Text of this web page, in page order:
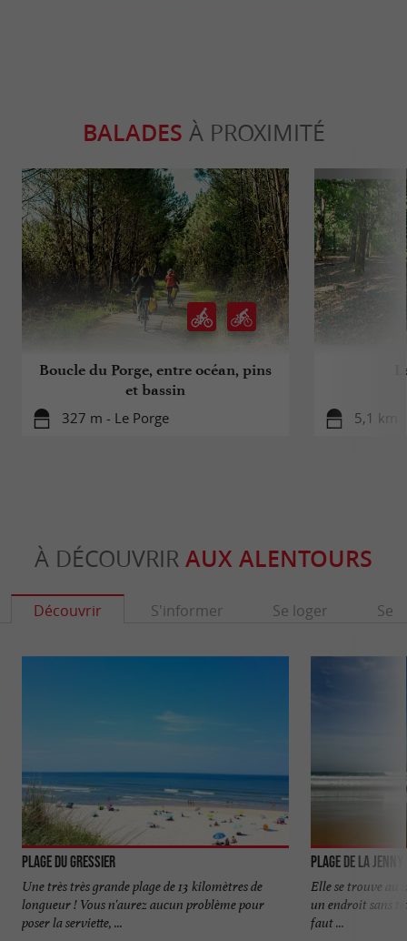
BALADES À PROXIMITÉ
Boucle du Porge, entre océan, pins
et bassin
327 m - Le Porge 5,1 km
À DÉCOUVRIR AUX ALENTOURS
Découvrir S'informer Se loger Se
Plage du Gressier
Une très très grande plage de 13 kilomètres de
longueur ! Vous n'aurez aucun problème pour
poser la serviette, ...
Plage de la Jenny
Elle se trouve au
un endroit sans
faut ...